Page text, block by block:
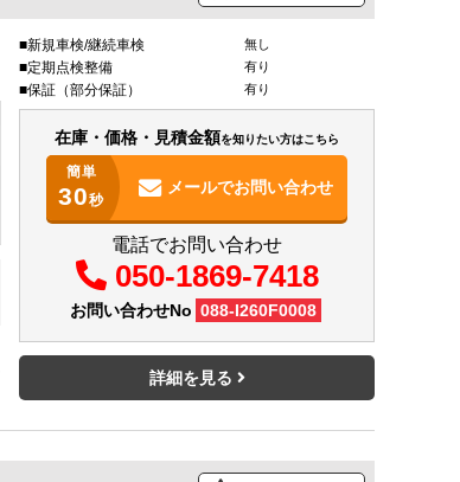
新規車検/継続車検 無し
定期点検整備 有り
保証（部分保証） 有り
在庫・価格・見積金額を知りたい方はこちら
簡単
30秒
メールでお問い合わせ
電話でお問い合わせ
050-1869-7418
お問い合わせNo 088-I260F0008
詳細を見る